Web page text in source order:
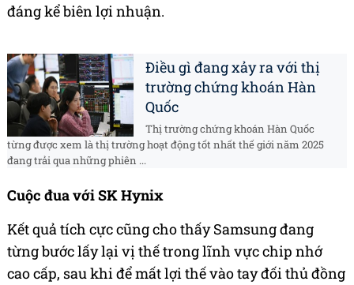
đáng kể biên lợi nhuận.
Điều gì đang xảy ra với thị
trường chứng khoán Hàn
Quốc
Thị trường chứng khoán Hàn Quốc
từng được xem là thị trường hoạt động tốt nhất thế giới năm 2025
đang trải qua những phiên ...
Cuộc đua với SK Hynix
Kết quả tích cực cũng cho thấy Samsung đang
từng bước lấy lại vị thế trong lĩnh vực chip nhớ
cao cấp, sau khi để mất lợi thế vào tay đối thủ đồng